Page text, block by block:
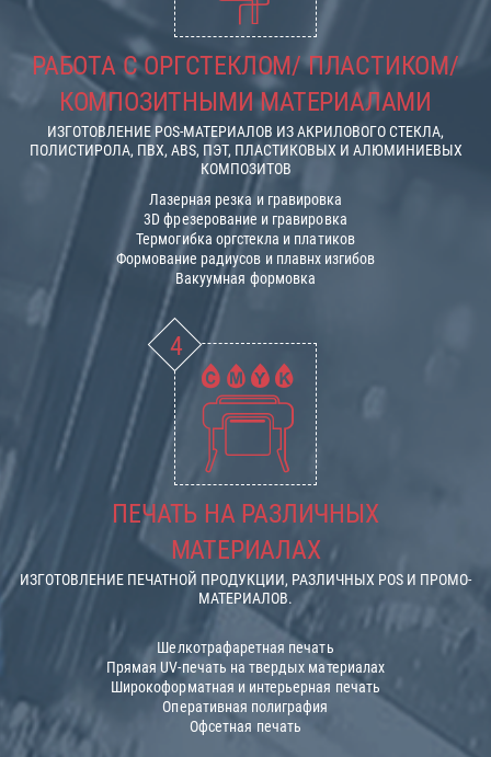
РАБОТА С ОРГСТЕКЛОМ/ ПЛАСТИКОМ/
КОМПОЗИТНЫМИ МАТЕРИАЛАМИ
ИЗГОТОВЛЕНИЕ POS-МАТЕРИАЛОВ ИЗ АКРИЛОВОГО СТЕКЛА,
ПОЛИСТИРОЛА, ПВХ, ABS, ПЭТ, ПЛАСТИКОВЫХ И АЛЮМИНИЕВЫХ
КОМПОЗИТОВ
Лазерная резка и гравировка
3D фрезерование и гравировка
Термогибка оргстекла и платиков
Формование радиусов и плавнх изгибов
Вакуумная формовка
ПЕЧАТЬ НА РАЗЛИЧНЫХ
МАТЕРИАЛАХ
ИЗГОТОВЛЕНИЕ ПЕЧАТНОЙ ПРОДУКЦИИ, РАЗЛИЧНЫХ POS И ПРОМО-
МАТЕРИАЛОВ.
Шелкотрафаретная печать
Прямая UV-печать на твердых материалах
Широкоформатная и интерьерная печать
Оперативная полиграфия
Офсетная печать